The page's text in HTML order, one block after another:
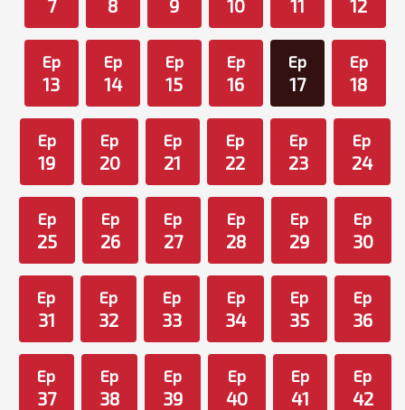
7 8 9 10 11 12
Ep
13
Ep
14
Ep
15
Ep
16
Ep
17
Ep
18
Ep
19
Ep
20
Ep
21
Ep
22
Ep
23
Ep
24
Ep
25
Ep
26
Ep
27
Ep
28
Ep
29
Ep
30
Ep
31
Ep
32
Ep
33
Ep
34
Ep
35
Ep
36
Ep
37
Ep
38
Ep
39
Ep
40
Ep
41
Ep
42